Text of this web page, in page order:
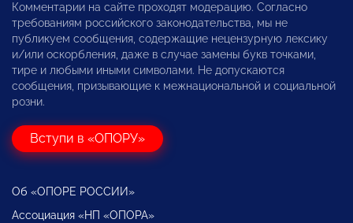
Комментарии на сайте проходят модерацию. Согласно
требованиям российского законодательства, мы не
публикуем сообщения, содержащие нецензурную лексику
и/или оскорбления, даже в случае замены букв точками,
тире и любыми иными символами. Не допускаются
сообщения, призывающие к межнациональной и социальной
розни.
Вступи в «ОПОРУ»
Об «ОПОРЕ РОССИИ»
Ассоциация «НП «ОПОРА»